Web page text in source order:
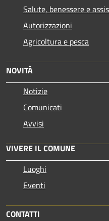
Salute, benessere e
Autorizzazioni
Agricoltura e pesca
NOVITÀ
Notizie
Comunicati
Avvisi
VIVERE IL COMUNE
Luoghi
Eventi
CONTATTI